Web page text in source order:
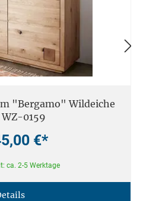
"Bergamo" Wildeiche
0159
€*
ca. 2-5 Werktage